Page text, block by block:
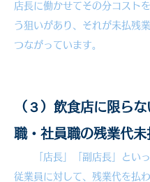
店長に働かせてその分コスト
う狙いがあり、それが未払残
つながっています。
（３）飲食店に限ら
職・社員職の残業代未
「店長」「副店長」とい
従業員に対して、残業代を払